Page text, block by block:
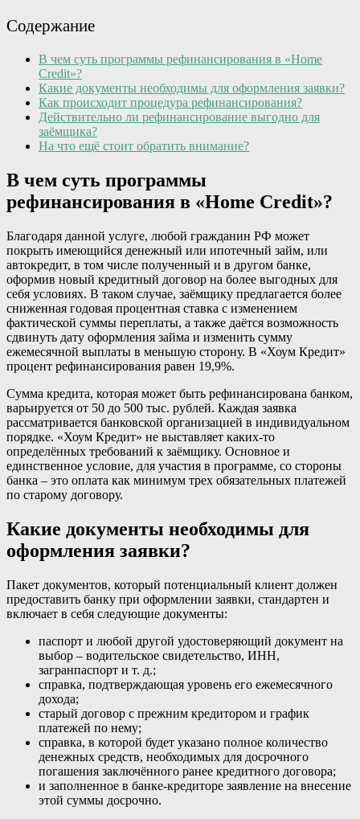
Содержание
В чем суть программы рефинансирования в «Home
Credit»?
Какие документы необходимы для оформления заявки?
Как происходит процедура рефинансирования?
Действительно ли рефинансирование выгодно для
заёмщика?
На что ещё стоит обратить внимание?
В чем суть программы
рефинансирования в «Home Credit»?
Благодаря данной услуге, любой гражданин РФ может
покрыть имеющийся денежный или ипотечный займ, или
автокредит, в том числе полученный и в другом банке,
оформив новый кредитный договор на более выгодных для
себя условиях. В таком случае, заёмщику предлагается более
сниженная годовая процентная ставка с изменением
фактической суммы переплаты, а также даётся возможность
сдвинуть дату оформления займа и изменить сумму
ежемесячной выплаты в меньшую сторону. В «Хоум Кредит»
процент рефинансирования равен 19,9%.
Сумма кредита, которая может быть рефинансирована банком,
варьируется от 50 до 500 тыс. рублей. Каждая заявка
рассматривается банковской организацией в индивидуальном
порядке. «Хоум Кредит» не выставляет каких-то
определённых требований к заёмщику. Основное и
единственное условие, для участия в программе, со стороны
банка – это оплата как минимум трех обязательных платежей
по старому договору.
Какие документы необходимы для
оформления заявки?
Пакет документов, который потенциальный клиент должен
предоставить банку при оформлении заявки, стандартен и
включает в себя следующие документы:
паспорт и любой другой удостоверяющий документ на
выбор – водительское свидетельство, ИНН,
загранпаспорт и т. д.;
справка, подтверждающая уровень его ежемесячного
дохода;
старый договор с прежним кредитором и график
платежей по нему;
справка, в которой будет указано полное количество
денежных средств, необходимых для досрочного
погашения заключённого ранее кредитного договора;
и заполненное в банке-кредиторе заявление на внесение
этой суммы досрочно.